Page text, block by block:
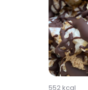
552kcal